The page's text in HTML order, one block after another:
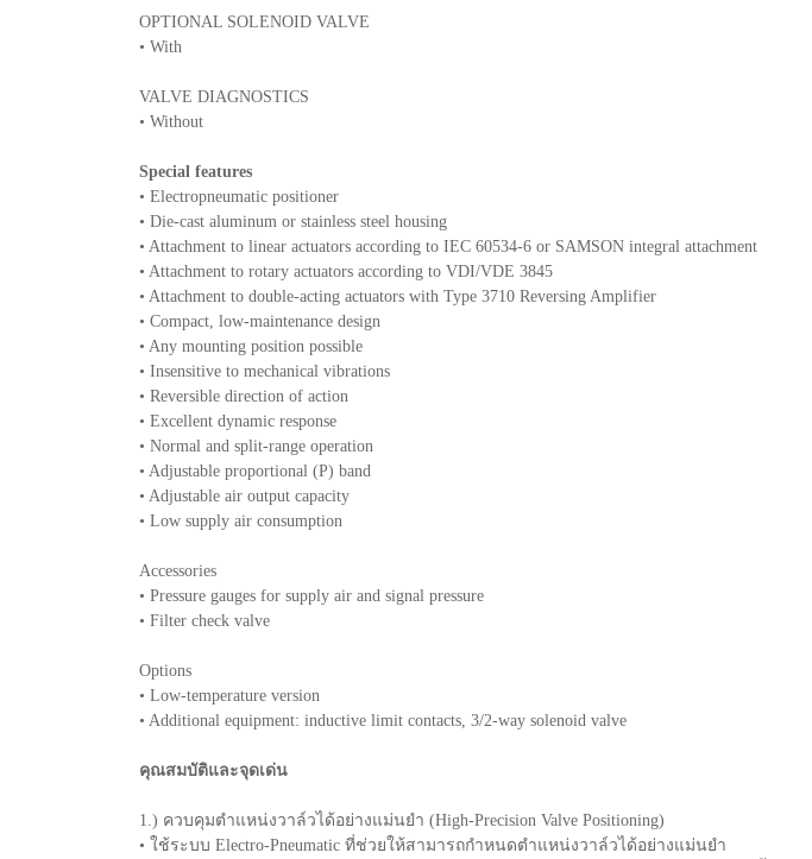
OPTIONAL SOLENOID VALVE
• With
VALVE DIAGNOSTICS
• Without
Special features
• Electropneumatic positioner
• Die-cast aluminum or stainless steel housing
• Attachment to linear actuators according to IEC 60534-6 or SAMSON integral attachment
• Attachment to rotary actuators according to VDI/VDE 3845
• Attachment to double-acting actuators with Type 3710 Reversing Amplifier
• Compact, low-maintenance design
• Any mounting position possible
• Insensitive to mechanical vibrations
• Reversible direction of action
• Excellent dynamic response
• Normal and split-range operation
• Adjustable proportional (P) band
• Adjustable air output capacity
• Low supply air consumption
Accessories
• Pressure gauges for supply air and signal pressure
• Filter check valve
Options
• Low-temperature version
• Additional equipment: inductive limit contacts, 3/2-way solenoid valve
คุณสมบัติและจุดเด่น
1.) ควบคุมตำแหน่งวาล์วได้อย่างแม่นยำ (High-Precision Valve Positioning)
• ใช้ระบบ Electro-Pneumatic ที่ช่วยให้สามารถกำหนดตำแหน่งวาล์วได้อย่างแม่นยำ